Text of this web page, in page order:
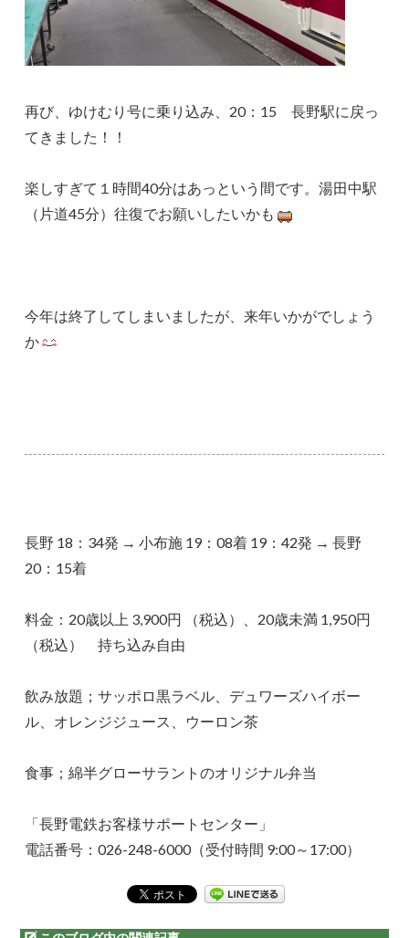
再び、ゆけむり号に乗り込み、20：15 長野駅に戻っ
てきました！！
楽しすぎて１時間40分はあっという間です。湯田中駅
（片道45分）往復でお願いしたいかも
今年は終了してしまいましたが、来年いかがでしょう
か
長野 18：34発 → 小布施 19：08着 19：42発 → 長野
20：15着
料金：20歳以上 3,900円 （税込）、20歳未満 1,950円
（税込） 持ち込み自由
飲み放題；サッポロ黒ラベル、デュワーズハイボー
ル、オレンジジュース、ウーロン茶
食事；綿半グローサラントのオリジナル弁当
「長野電鉄お客様サポートセンター」
電話番号：026-248-6000（受付時間 9:00～17:00）